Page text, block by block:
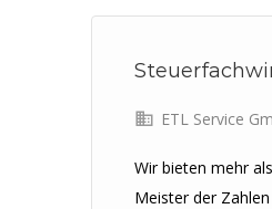
ETL Service
Wir bieten mehr
Meister der